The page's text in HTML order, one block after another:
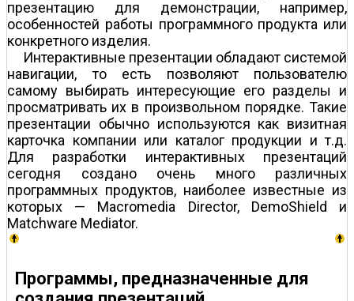
презентацию для демонстрации, например,
особенностей работы программного продукта или
конкретного изделия.
Интерактивные презентации обладают системой
навигации, то есть позволяют пользователю
самому выбирать интересующие его разделы и
просматривать их в произвольном порядке. Такие
презентации обычно используются как визитная
карточка компании или каталог продукции и т.д.
Для разработки интерактивных презентаций
сегодня создано очень много различных
программных продуктов, наиболее известные из
которых — Macromedia Director, DemoShield и
Matchware Mediator.
Программы, предназначенные для